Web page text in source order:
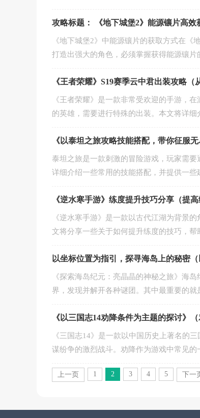
攻略标题： 《地下城堡2》能源镶片高效
《地下城堡2》中能源镶片的获取方式在
打造出强大的角色，必须掌握获得能源镶片
《王者荣耀》S19赛季云中君出装攻略（
《王者荣耀》是一款非常受欢迎的手游，
的英雄，需要进行特殊的出装。本文将详细
《以泰坦之旅攻略技能搭配，带你征服
泰坦之旅是一款刺激的冒险游戏，玩家需
详细介绍一些常用的技能搭配，并提供一些
《逆水寒手游》练度提升技巧分享（提
《逆水寒手游》是一款以古代江湖为背景
文将分享一些关于如何提升练度的技巧，帮
以坐标位置为指引，探寻海岛上的秘密
《探索海岛纪元：亮晶晶的神秘之旅》海
界，发现并解开各种谜团。其中最重要的就
《以三国志14劝降条件为主题的探讨》
《三国志14》是一款以中国历史上著名的
谋纷争的激烈战斗。劝降作为游戏中常见的
上一页 1 2 3 4 5 下一